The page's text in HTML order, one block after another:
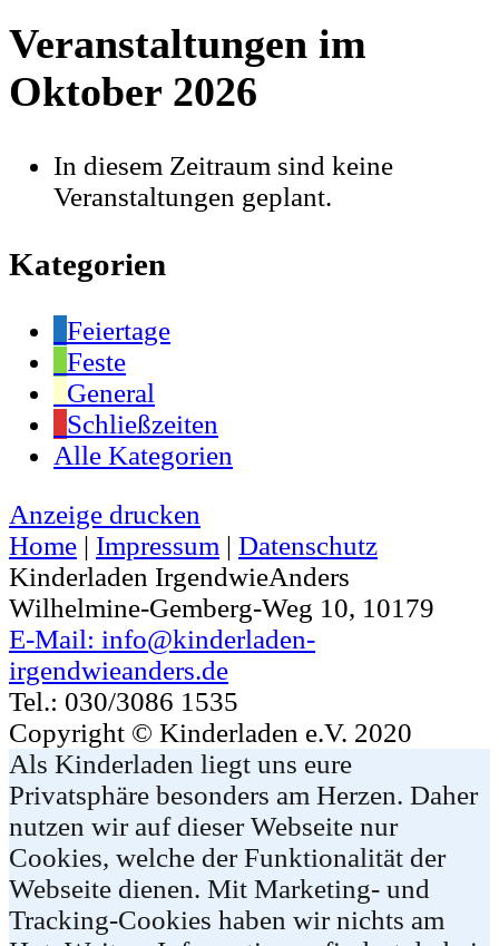
Veranstaltungen im
Oktober 2026
In diesem Zeitraum sind keine
Veranstaltungen geplant.
Kategorien
Feiertage
Feste
General
Schließzeiten
Alle Kategorien
Anzeige drucken
Home | Impressum | Datenschutz
Kinderladen IrgendwieAnders
Wilhelmine-Gemberg-Weg 10, 10179
E-Mail: info@kinderladen-
irgendwieanders.de
Tel.: 030/3086 1535
Copyright © Kinderladen e.V. 2020
Als Kinderladen liegt uns eure
Privatsphäre besonders am Herzen. Daher
nutzen wir auf dieser Webseite nur
Cookies, welche der Funktionalität der
Webseite dienen. Mit Marketing- und
Tracking-Cookies haben wir nichts am